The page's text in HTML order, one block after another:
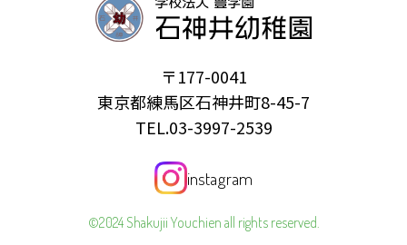
〒177-0041
東京都練馬区石神井町8-45-7
TEL.03-3997-2539
instagram
©2024 Shakujii Youchien all rights reserved.